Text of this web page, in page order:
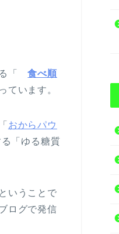
る「食べ順
ています。
おからパウ
「ゆる糖質
いうことで
ログで発信